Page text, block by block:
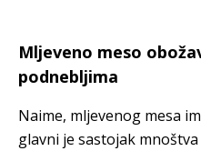
Mljeveno meso
podnebljima
Naime, mljevenog mesa
glavni je sastojak mnoštva